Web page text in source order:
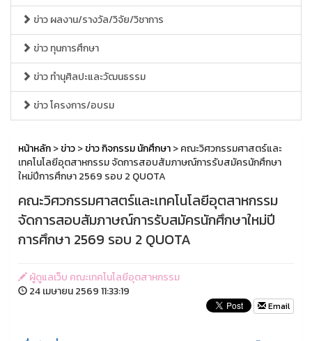
ข่าว ผลงาน/รางวัล/วิจัย/วิชาการ
ข่าว ทุนการศึกษา
ข่าว ทำนุศิลปะและวัฒนธรรม
ข่าว โครงการ/อบรม
หน้าหลัก>ข่าว>ข่าว กิจกรรม นักศึกษา> คณะวิศวกรรมศาสตร์และ
เทคโนโลยีอุตสาหกรรม จัดการสอบสัมภาษณ์การรับสมัครนักศึกษา
ใหม่ปีการศึกษา 2569 รอบ 2 QUOTA
คณะวิศวกรรมศาสตร์และเทคโนโลยีอุตสาหกรรม
จัดการสอบสัมภาษณ์การรับสมัครนักศึกษาใหม่ปี
การศึกษา 2569 รอบ 2 QUOTA
ผู้ดูแลเว็บ คณะเทคโนโลยีอุตสาหกรรม
24 เมษายน 2569 11:33:19
Email